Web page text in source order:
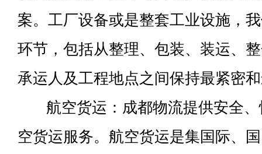
案。工厂设备或是整套工业设施，
环节，包括从整理、包装、装运、
承运人及工程地点之间保持最紧密
航空货运：成都物流提供安全、
空货运服务。航空货运是集国际、